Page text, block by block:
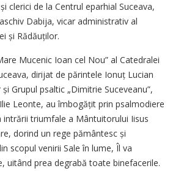
clerici de la Centrul eparhial Suceava,
Dabija, vicar administrativ al
și Rădăuților.
Mucenic Ioan cel Nou” al Catedralei
dirijat de părintele Ionuț Lucian
Grupul psaltic „Dimitrie Suceveanu”,
Leonte, au îmbogățit prin psalmodiere
intrării triumfale a Mântuitorului Iisus
dorind un rege pământesc și
scopul venirii Sale în lume, Îl va
uitând prea degrabă toate binefacerile.